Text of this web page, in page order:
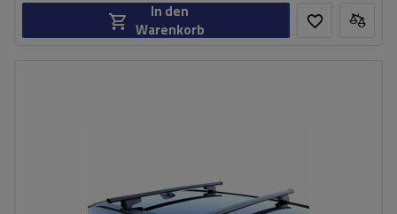
In den
Warenkorb